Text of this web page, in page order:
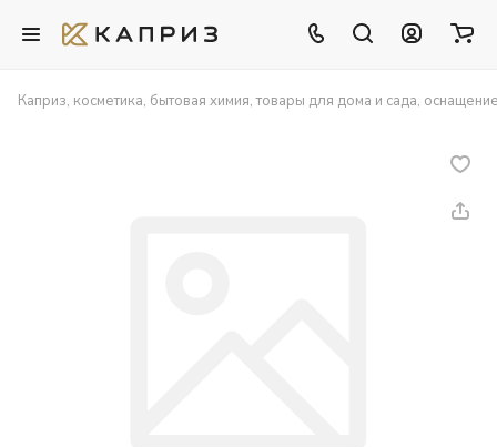
Каприз, косметика, бытовая химия, товары для дома и сада,